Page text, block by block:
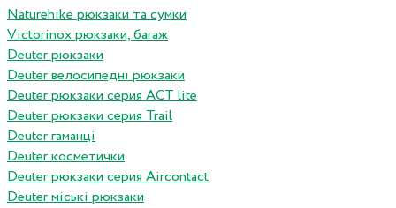
Naturehike рюкзаки та сумки
Victorinox рюкзаки, багаж
Deuter рюкзаки
Deuter велосипедні рюкзаки
Deuter рюкзаки серия ACT lite
Deuter рюкзаки серия Trail
Deuter гаманці
Deuter косметички
Deuter рюкзаки серия Aircontact
Deuter міські рюкзаки